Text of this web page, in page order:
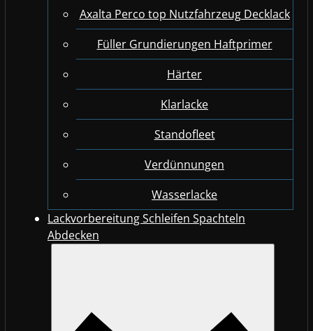
Axalta Perco top Nutzfahrzeug Decklack
Füller Grundierungen Haftprimer
Härter
Klarlacke
Standofleet
Verdünnungen
Wasserlacke
Lackvorbereitung Schleifen Spachteln
Abdecken